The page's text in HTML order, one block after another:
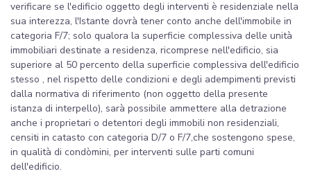
verificare se l'edificio oggetto degli interventi è residenziale nella
sua interezza, l'Istante dovrà tener conto anche dell'immobile in
categoria F/7; solo qualora la superficie complessiva delle unità
immobiliari destinate a residenza, ricomprese nell'edificio, sia
superiore al 50 percento della superficie complessiva dell'edificio
stesso , nel rispetto delle condizioni e degli adempimenti previsti
dalla normativa di riferimento (non oggetto della presente
istanza di interpello), sarà possibile ammettere alla detrazione
anche i proprietari o detentori degli immobili non residenziali,
censiti in catasto con categoria D/7 o F/7,che sostengono spese,
in qualità di condòmini, per interventi sulle parti comuni
dell'edificio.